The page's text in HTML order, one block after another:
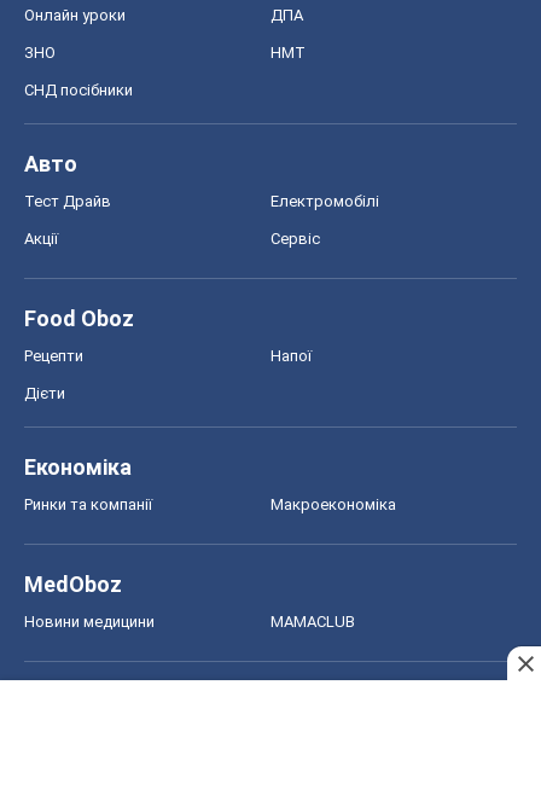
Онлайн уроки ДПА
ЗНО НМТ
СНД посібники
Авто
Тест Драйв Електромобілі
Акції Сервіс
Food Oboz
Рецепти Напої
Дієти
Економіка
Ринки та компанії Макроекономіка
MedOboz
Новини медицини MAMACLUB